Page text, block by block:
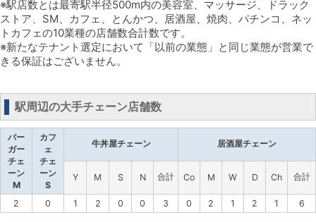
※駅店数とは最寄駅半径500m内の美容室、マッサージ、ドラック
ストア、SM、カフェ、とんかつ、居酒屋、焼肉、パチンコ、ネッ
トカフェの10業種の店舗数合計数です。
※新たなテナント選定において「以前の業態」と同じ業態が営業で
きる保証はございません。
駅周辺の大手チェーン店舗数
バー
ガー
チェ
ーン
M
カフ
ェ
チェ
ーン
S
牛丼屋チェーン 居酒屋チェーン
Y M S N 合計 Co M W D Ch 合計
2 0 1 2 0 0 3 0 2 1 2 1 6